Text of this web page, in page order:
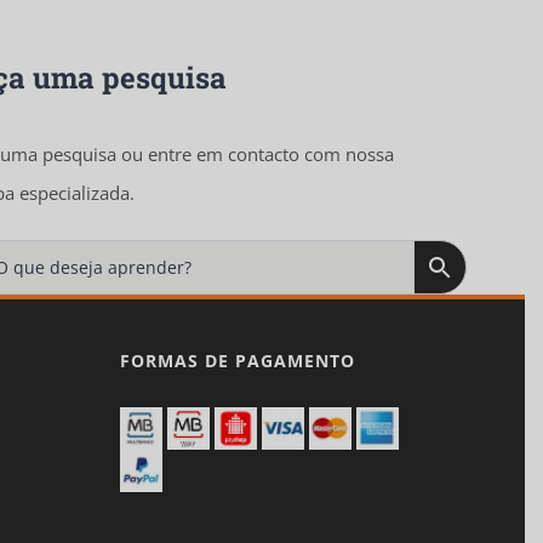
uma pesquisa
uma pesquisa ou entre em contacto com nossa
especializada.
FORMAS DE PAGAMENTO